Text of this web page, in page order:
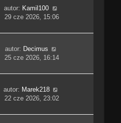
autor: Kamil100
29 cze 2026, 15:06
autor: Decimus
25 cze 2026, 16:14
autor: Marek218
22 cze 2026, 23:02